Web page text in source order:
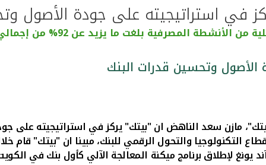
في استراتيجيته على جودة الأصول
المصرفية بلغت ما يزيد عن 92% من إجمالي الإيرادات التشغيلية
وتحسين قدرات البنك
مازن سعد الناهض ان "بيتك" يركز في استراتيجيته على
التكنولوجيا والتحول الرقمي للبنك، مبينا ان "بيتك" قام
يونغ لإطلاق برنامج ميكنة المعالجة الآلي كأول بنك في